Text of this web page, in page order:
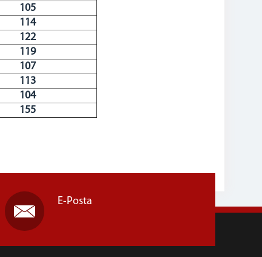
105
114
122
119
107
113
104
155
E-Posta